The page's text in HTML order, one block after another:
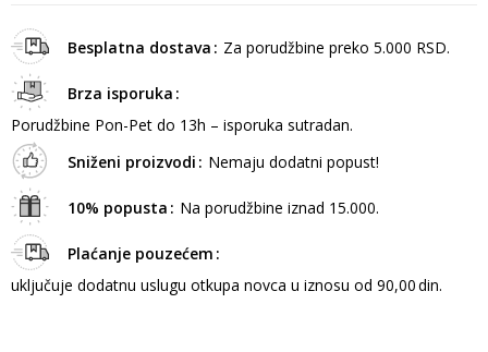
Besplatna dostava Za porudžbine preko 5.000 RSD.
Brza isporuka
Porudžbine Pon-Pet do 13h – isporuka sutradan.
Sniženi proizvodi
Nemaju dodatni popust!
10% popusta Na porudžbine iznad 15.000.
Plaćanje pouzećem
uključuje dodatnu uslugu otkupa novca u iznosu od 90,00 din.